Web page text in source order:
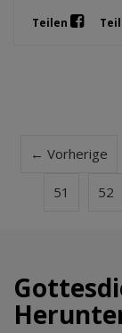
Teilen
← Vorherige
51 52